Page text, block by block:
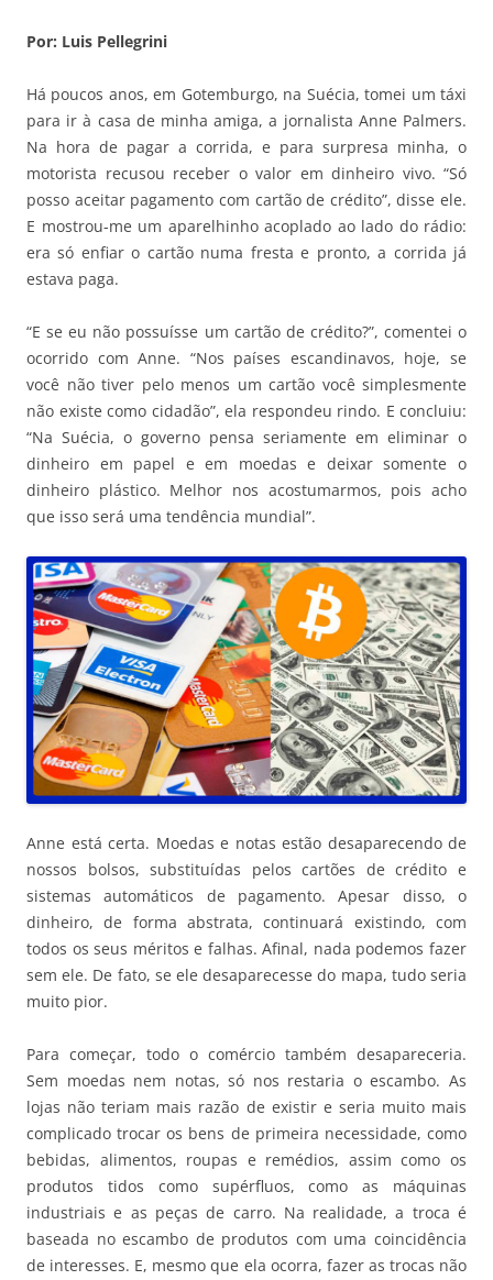
Por: Luis Pellegrini
Há poucos anos, em Gotemburgo, na Suécia, tomei um táxi
para ir à casa de minha amiga, a jornalista Anne Palmers.
Na hora de pagar a corrida, e para surpresa minha, o
motorista recusou receber o valor em dinheiro vivo. “Só
posso aceitar pagamento com cartão de crédito”, disse ele.
E mostrou-me um aparelhinho acoplado ao lado do rádio:
era só enfiar o cartão numa fresta e pronto, a corrida já
estava paga.
“E se eu não possuísse um cartão de crédito?”, comentei o
ocorrido com Anne. “Nos países escandinavos, hoje, se
você não tiver pelo menos um cartão você simplesmente
não existe como cidadão”, ela respondeu rindo. E concluiu:
“Na Suécia, o governo pensa seriamente em eliminar o
dinheiro em papel e em moedas e deixar somente o
dinheiro plástico. Melhor nos acostumarmos, pois acho
que isso será uma tendência mundial”.
Anne está certa. Moedas e notas estão desaparecendo de
nossos bolsos, substituídas pelos cartões de crédito e
sistemas automáticos de pagamento. Apesar disso, o
dinheiro, de forma abstrata, continuará existindo, com
todos os seus méritos e falhas. Afinal, nada podemos fazer
sem ele. De fato, se ele desaparecesse do mapa, tudo seria
muito pior.
Para começar, todo o comércio também desapareceria.
Sem moedas nem notas, só nos restaria o escambo. As
lojas não teriam mais razão de existir e seria muito mais
complicado trocar os bens de primeira necessidade, como
bebidas, alimentos, roupas e remédios, assim como os
produtos tidos como supérfluos, como as máquinas
industriais e as peças de carro. Na realidade, a troca é
baseada no escambo de produtos com uma coincidência
de interesses. E, mesmo que ela ocorra, fazer as trocas não